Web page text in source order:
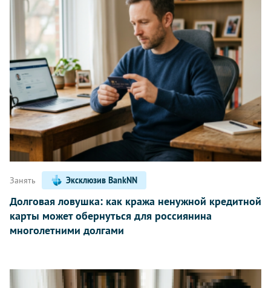
Занять Эксклюзив BankNN
Долговая ловушка: как кража ненужной кредитной
карты может обернуться для россиянина
многолетними долгами